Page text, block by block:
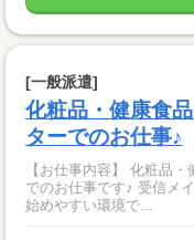
[一般派遣]
化粧品・健康食
ターでのお仕事♪
【お仕事内容】 化粧品
でのお仕事です♪ 受信メ
始めやすい環境で...